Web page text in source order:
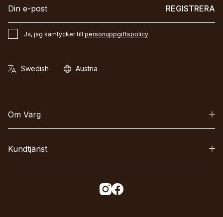
REGISTRERA
Ja, jag samtycker till personuppgiftspolicy
Om Varg
Kundtjänst